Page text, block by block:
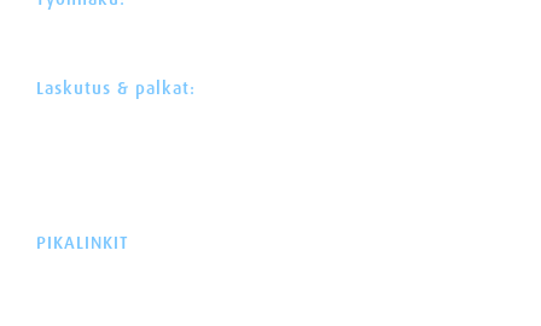
Laskutus & palkat:
PIKALINKIT